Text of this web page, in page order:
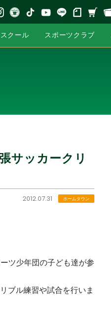
スクール スポーツクラブ
サッカークリ
2012.07.31 ホームタウン
ツ少年団の子ども達が参
ブル練習や試合を行いま